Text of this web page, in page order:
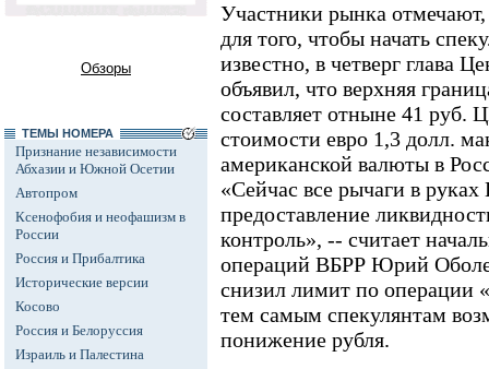
Обзоры
ТЕМЫ НОМЕРА
Признание независимости
Абхазии и Южной Осетии
Автопром
Ксенофобия и неофашизм в
России
Россия и Прибалтика
Исторические версии
Косово
Россия и Белоруссия
Израиль и Палестина
Участники рынка
для того, чтобы начать
известно, в четверг глава
объявил, что верхняя
составляет отныне 41 руб.
стоимости евро 1,3 долл.
американской валюты в
«Сейчас все рычаги в
предоставление
контроль», -- считает
операций ВБРР Юрий
снизил лимит по операции
тем самым спекулянтам
понижение рубля.